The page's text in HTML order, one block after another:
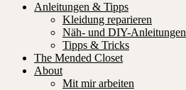
Anleitungen & Tipps
Kleidung reparieren
Näh- und DIY-Anleitungen
Tipps & Tricks
The Mended Closet
About
Mit mir arbeiten